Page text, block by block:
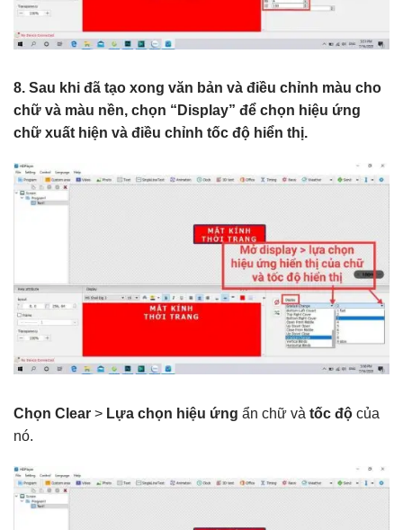
8. Sau khi đã tạo xong văn bản và điều chỉnh màu cho
chữ và màu nền, chọn “Display” để chọn hiệu ứng
chữ xuất hiện và điều chỉnh tốc độ hiển thị.
Chọn Clear > Lựa chọn hiệu ứng ẩn chữ và tốc độ của
nó.